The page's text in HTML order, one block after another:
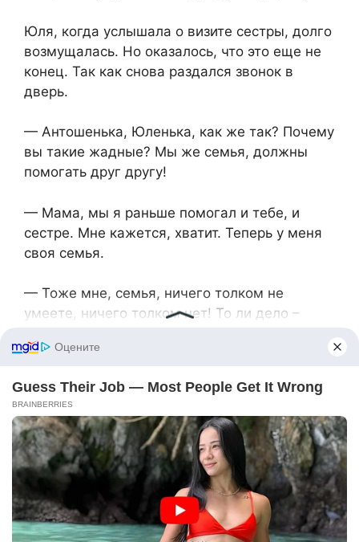
Юля, когда услышала о визите сестры, долго
возмущалась. Но оказалось, что это еще не
конец. Так как снова раздался звонок в
дверь.
— Антошенька, Юленька, как же так? Почему
вы такие жадные? Мы же семья, должны
помогать друг другу!
— Мама, мы я раньше помогал и тебе, и
сестре. Мне кажется, хватит. Теперь у меня
своя семья.
— Тоже мне, семья, ничего толком не
умеете, ничего толком нет! То ли дело –
вы или им эту квартиру отдайте, или снимите
внуками все время находиться. Мы ж семья,
должны поддерживать друг друга!
Антон задумчиво вертел в руках монетку:
его успокаивало это простое действие. А вот
Юля негодовала. Она подошла к свекрови и
приобняла ее и с улыбкой усадила на диван.